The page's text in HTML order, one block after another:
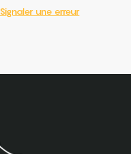
Signaler une erreur